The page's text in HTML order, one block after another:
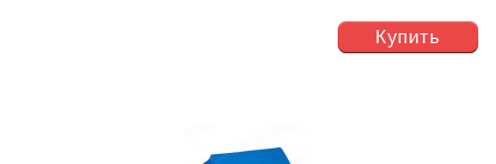
Купить